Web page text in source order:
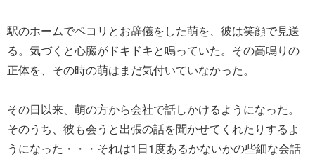
駅のホームでペコリとお辞儀をした萌を、彼は笑顔で見送
る。気づくと心臓がドキドキと鳴っていた。その高鳴りの
正体を、その時の萌はまだ気付いていなかった。
その日以来、萌の方から会社で話しかけるようになった。
そのうち、彼も会うと出張の話を聞かせてくれたりするよ
うになった・・・それは1日1度あるかないかの些細な会話